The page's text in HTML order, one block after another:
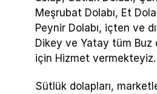
Meşrubat Dolabı, Et
Peynir Dolabı, içten ve
Dikey ve Yatay tüm Buz
için Hizmet vermekteyiz.
Sütlük dolapları,